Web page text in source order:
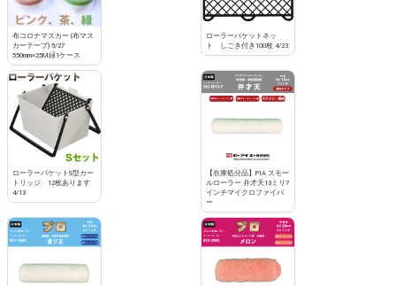
布コロナマスカー (布マス
カーテープ) 5/27
550mm×25M緑1ケース
ローラーバケットネッ
ト しごき付き100枚 4/23
ローラーバケットS型カー
トリッジ 12枚あります
4/13
【在庫処分品】PIA スモー
ルローラー 弁才天13ミリ7
インチマイクロファイバ
ー